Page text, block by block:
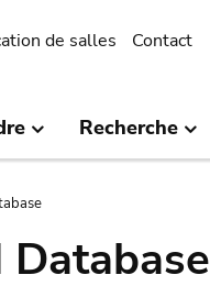
de salles Contact
Recherche